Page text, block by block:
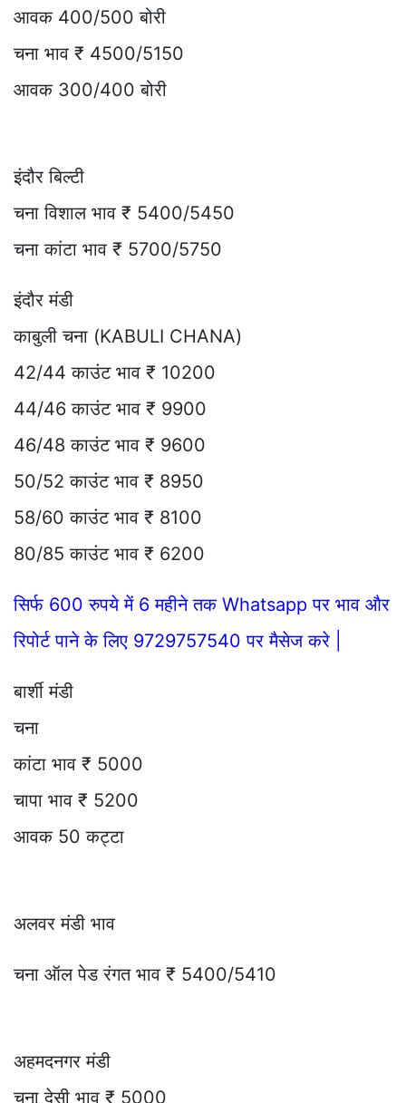
आवक 400/500 बोरी
चना भाव ₹ 4500/5150
आवक 300/400 बोरी
इंदौर बिल्टी
चना विशाल भाव ₹ 5400/5450
चना कांटा भाव ₹ 5700/5750
इंदौर मंडी
काबुली चना (KABULI CHANA)
42/44 काउंट भाव ₹ 10200
44/46 काउंट भाव ₹ 9900
46/48 काउंट भाव ₹ 9600
50/52 काउंट भाव ₹ 8950
58/60 काउंट भाव ₹ 8100
80/85 काउंट भाव ₹ 6200
सिर्फ 600 रुपये में 6 महीने तक Whatsapp पर भाव और
रिपोर्ट पाने के लिए 9729757540 पर मैसेज करे |
बार्शी मंडी
चना
कांटा भाव ₹ 5000
चापा भाव ₹ 5200
आवक 50 कट्टा
अलवर मंडी भाव
चना ऑल पेड रंगत भाव ₹ 5400/5410
अहमदनगर मंडी
चना देसी भाव ₹ 5000